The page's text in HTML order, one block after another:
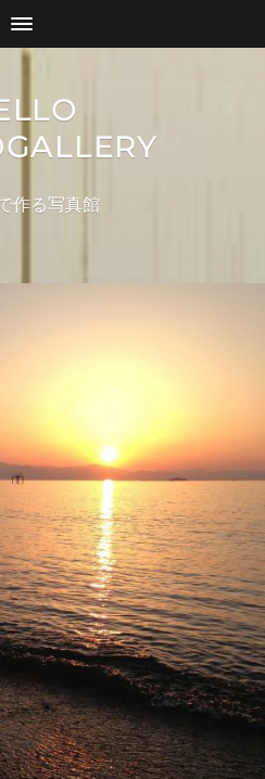
作る写真館